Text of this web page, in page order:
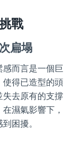
戰
扁塌
而言是一個巨
得已造型的頭
去原有的支撐
濕氣影響下，
困擾。